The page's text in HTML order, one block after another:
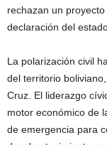
rechazan un
declaración del
La polarización civil
del territorio
Cruz. El liderazgo
motor económico de
de emergencia para